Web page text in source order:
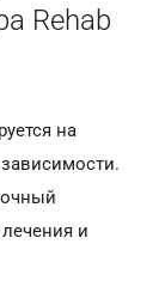
Rehab
на
и